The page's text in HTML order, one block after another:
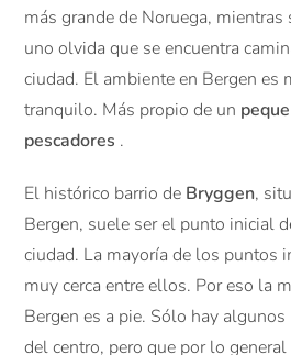
más grande de Noruega, mientras
uno olvida que se encuentra
ciudad. El ambiente en Bergen es
tranquilo. Más propio de un
pescadores .
El histórico barrio de Bryggen,
Bergen, suele ser el punto inicial
ciudad. La mayoría de los puntos
muy cerca entre ellos. Por eso la
Bergen es a pie. Sólo hay
del centro, pero que por lo